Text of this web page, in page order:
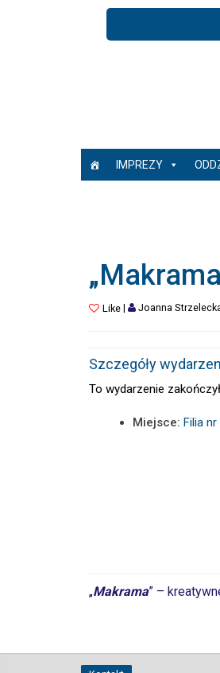
IMPREZY
Like| Joanna
Szczegóły
To wydarzenie
Miejsce: Filia
„Makrama” –